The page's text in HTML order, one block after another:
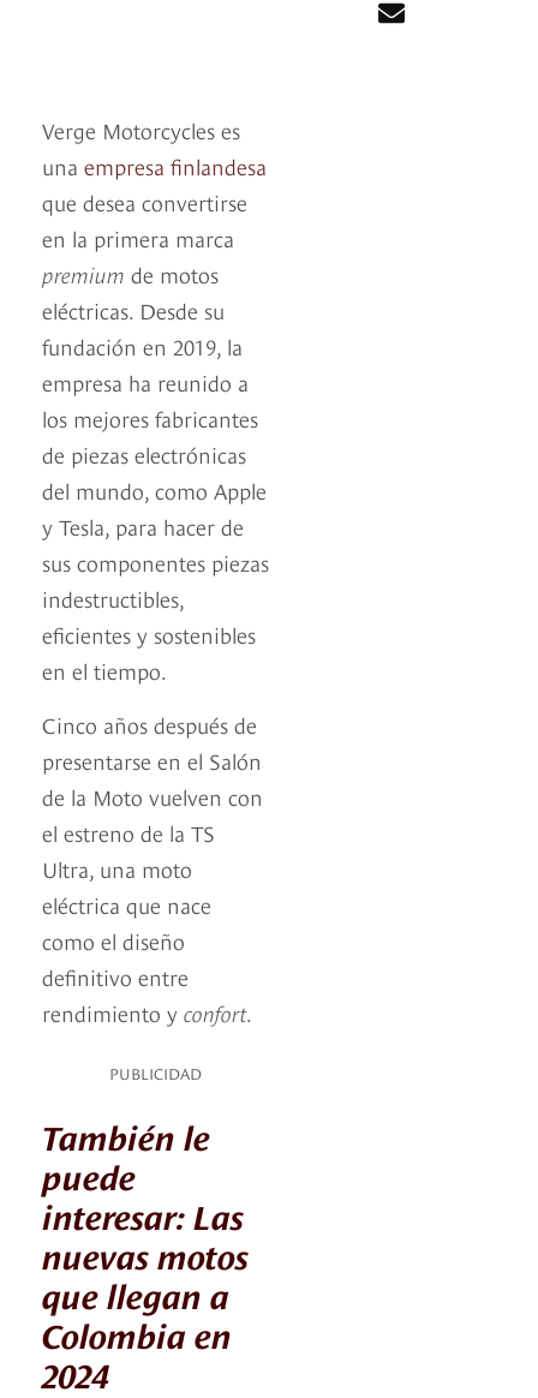
Verge Motorcycles es
una empresa finlandesa
que desea convertirse
en la primera marca
premium de motos
eléctricas. Desde su
fundación en 2019, la
empresa ha reunido a
los mejores fabricantes
de piezas electrónicas
del mundo, como Apple
y Tesla, para hacer de
sus componentes piezas
indestructibles,
eficientes y sostenibles
en el tiempo.
Cinco años después de
presentarse en el Salón
de la Moto vuelven con
el estreno de la TS
Ultra, una moto
eléctrica que nace
como el diseño
definitivo entre
rendimiento y confort.
PUBLICIDAD
También le
puede
interesar: Las
nuevas motos
que llegan a
Colombia en
2024